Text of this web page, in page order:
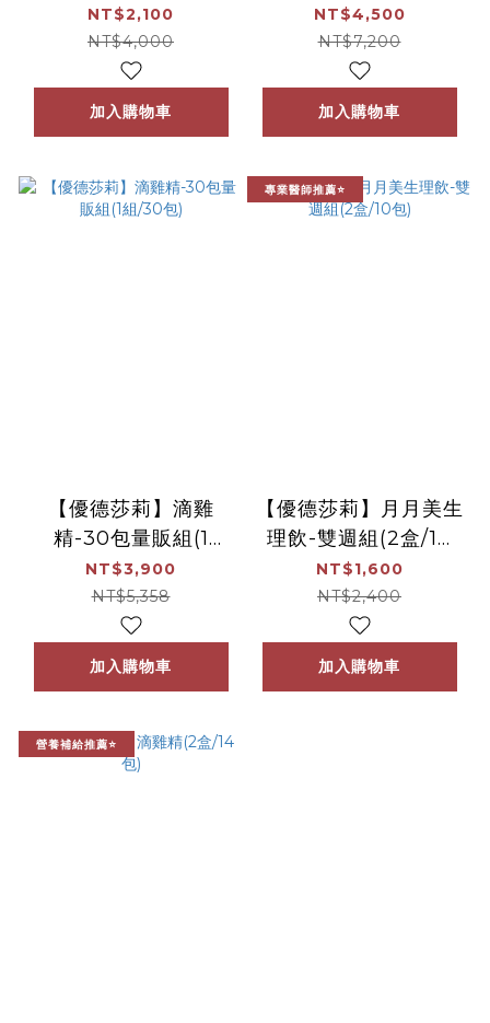
x5瓶
NT$2,100
NT$4,000
加入購物車
組/30包)(效
期:2027.11.27)
NT$4,500
NT$7,200
加入購物車
【優德莎莉】滴雞
精-30包量販組(1
組/30包)
NT$3,900
NT$5,358
加入購物車
專業醫師推薦⭐
【優德莎莉】月月美生
理飲-雙週組(2盒/10
包)
NT$1,600
NT$2,400
加入購物車
營養補給推薦⭐